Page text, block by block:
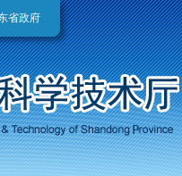
省政府